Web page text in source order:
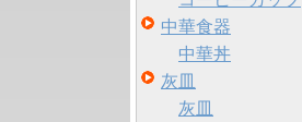
中華食器
中華丼
灰皿
灰皿